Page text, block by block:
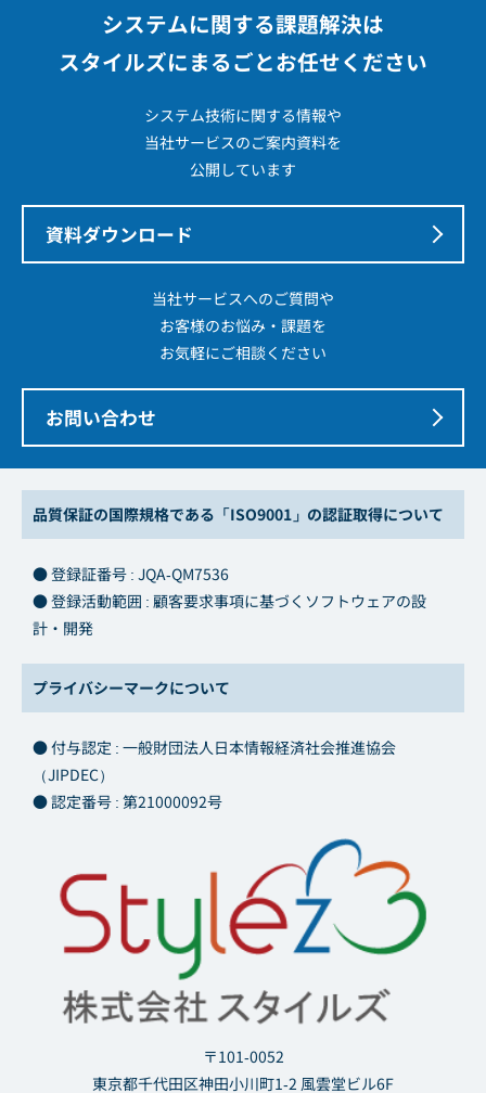
システムに関する課題解決は
スタイルズにまるごとお任せください
システム技術に関する情報や
当社サービスのご案内資料を
公開しています
資料ダウンロード
当社サービスへのご質問や
お客様のお悩み・課題を
お気軽にご相談ください
お問い合わせ
〒101-0052
東京都千代田区神田小川町1-2 風雲堂ビル6F
品質保証の国際規格である「ISO9001」の認証取得について
● 登録証番号 : JQA-QM7536
● 登録活動範囲 : 顧客要求事項に基づくソフトウェアの設
計・開発
プライバシーマークについて
● 付与認定 : 一般財団法人日本情報経済社会推進協会
（JIPDEC）
● 認定番号 : 第21000092号